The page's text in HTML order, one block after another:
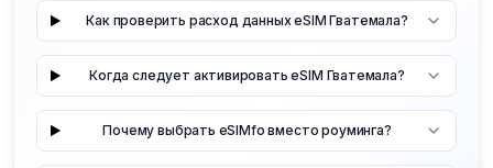
Как проверить расход данных eSIM Гватемала?
Когда следует активировать eSIM Гватемала?
Почему выбрать eSIMfo вместо роуминга?